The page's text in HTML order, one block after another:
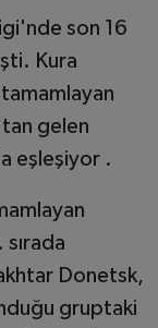
son 16
Kura
gelen
eşleşiyor .
Donetsk,
gruptaki